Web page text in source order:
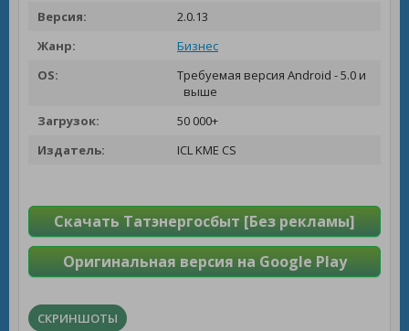
Версия:
2.0.13
Жанр:
Бизнес
OS:
Требуемая версия Android - 5.0 и
выше
Загрузок:
50 000+
Издатель:
ICL KME CS
Скачать Татэнергосбыт [Без рекламы]
Оригинальная версия на Google Play
СКРИНШОТЫ